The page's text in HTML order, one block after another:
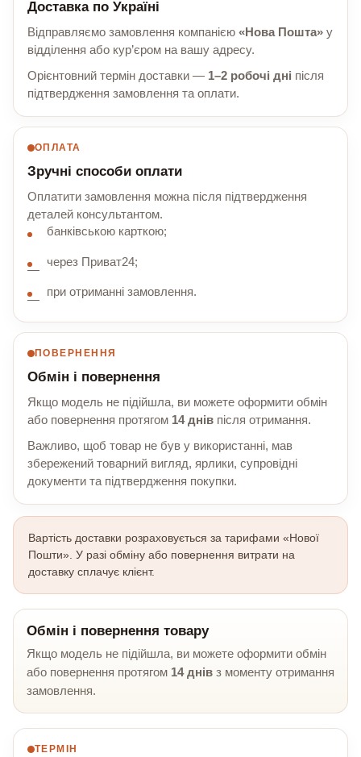
Доставка по Україні
Відправляємо замовлення компанією «Нова Пошта» у
відділення або кур’єром на вашу адресу.
Орієнтовний термін доставки — 1–2 робочі дні після
підтвердження замовлення та оплати.
ОПЛАТА
Зручні способи оплати
Оплатити замовлення можна після підтвердження
деталей консультантом.
банківською карткою;
через Приват24;
при отриманні замовлення.
ПОВЕРНЕННЯ
Обмін і повернення
Якщо модель не підійшла, ви можете оформити обмін
або повернення протягом 14 днів після отримання.
Важливо, щоб товар не був у використанні, мав
збережений товарний вигляд, ярлики, супровідні
документи та підтвердження покупки.
Вартість доставки розраховується за тарифами «Нової
Пошти». У разі обміну або повернення витрати на
доставку сплачує клієнт.
Обмін і повернення товару
Якщо модель не підійшла, ви можете оформити обмін
або повернення протягом 14 днів з моменту отримання
замовлення.
ТЕРМІН